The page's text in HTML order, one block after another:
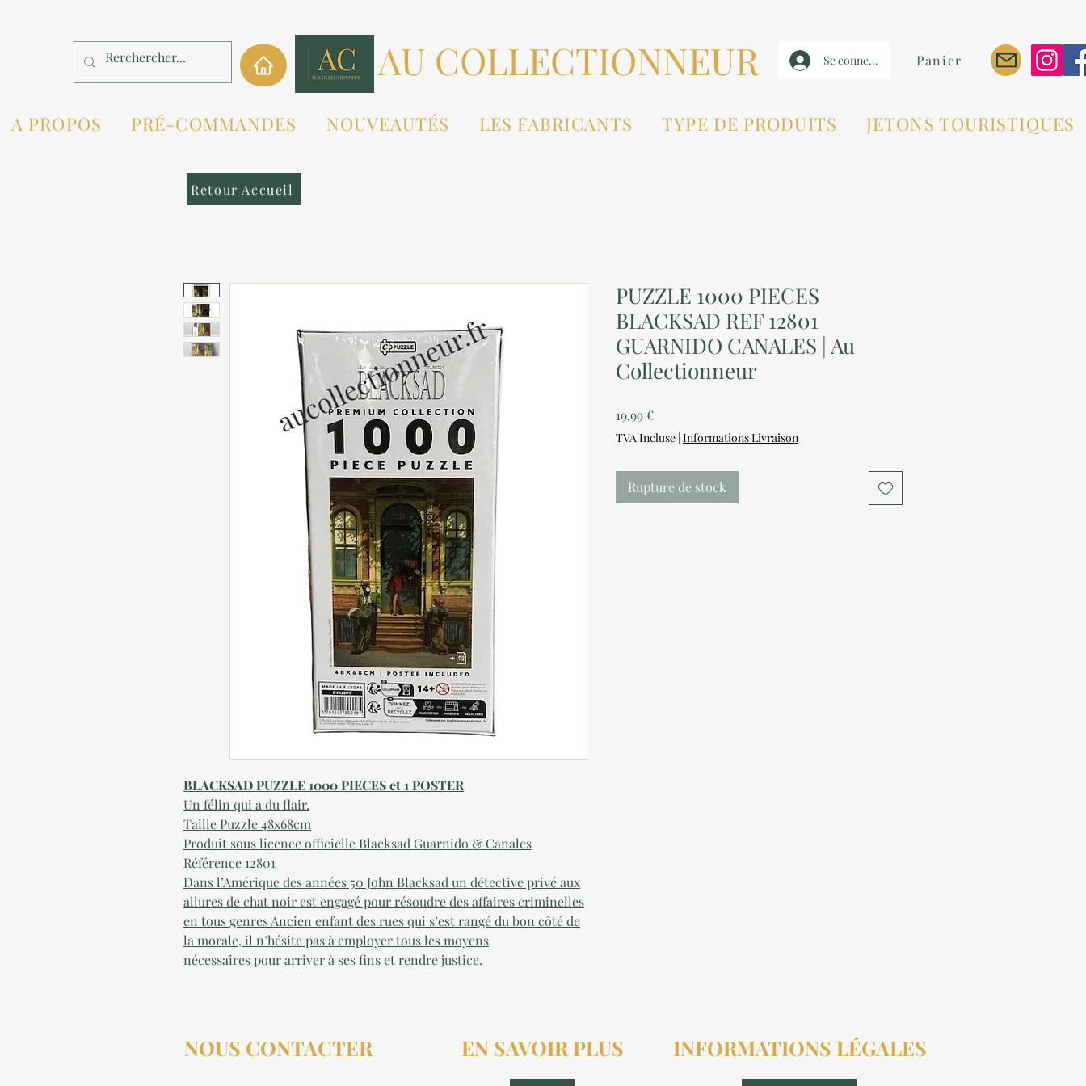
AU COLLECTIONNEUR Se connecter Panier
A PROPOS PRÉ-COMMANDES NOUVEAUTÉS LES FABRICANTS TYPE DE PRODUITS JETONS TOURISTIQUES
BLACKSAD PUZZLE 1000 PIECES et 1 POSTER
Un félin qui a du flair.
Taille Puzzle 48x68cm
Produit sous licence officielle Blacksad Guarnido & Canales
Référence 12801
Dans l’Amérique des années 50 John Blacksad un détective privé aux
allures de chat noir est engagé pour résoudre des affaires criminelles
en tous genres Ancien enfant des rues qui s’est rangé du bon côté de
la morale, il n’hésite pas à employer tous les moyens
nécessaires pour arriver à ses fins et rendre justice.
PUZZLE 1000 PIECES
BLACKSAD REF 12801
GUARNIDO CANALES | Au
Collectionneur
19,99 €Prix
TVA Incluse | Informations Livraison
Rupture de stock
Retour Accueil
NOUS CONTACTER EN SAVOIR PLUS INFORMATIONS LÉGALES